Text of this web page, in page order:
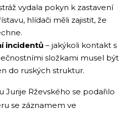
vydala pokyn k zastavení
hlídači měli zajistit, že
incidentů – jakýkoli kontakt s
složkami musel být
do ruských struktur.
Jurije Rževského se podařilo
se záznamem ve